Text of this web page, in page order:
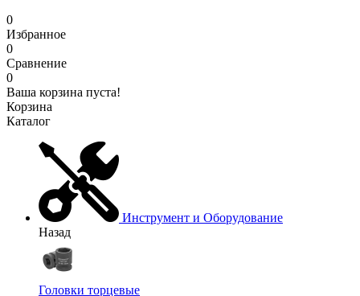
0
Избранное
0
Сравнение
0
Ваша корзина пуста!
Корзина
Каталог
Инструмент и Оборудование
Назад
Головки торцевые